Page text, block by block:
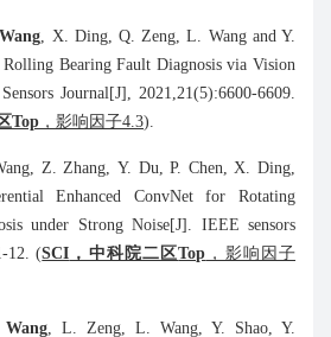
, X. Ding, Q. Zeng, L. Wang and Y.
Bearing Fault Diagnosis via Vision
Journal [J] 2021,21(5):6600-6609
Top ，影响因子4.3).
Z. Zhang,Y. Du,P. Chen, X.Ding,
Enhanced ConvNet for Rotating
under Strong Noise[J]
. IEEE sensors
12. (SCI ，中科院二区Top ，影响因子
, L. Zeng, L. Wang, Y. Shao, Y.